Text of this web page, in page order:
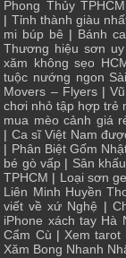
Phong Thủy TPHCM
| Tỉnh thành giàu
mi búp bê | Bánh
Thương hiệu sơn
xăm không sẹo
tuộc nướng ngon
Movers – Flyers|
chơi nhỏ tập hợp trẻ
mua mèo cảnh giá
| Ca sĩ Việt Nam
| Phân Biệt Gốm
bé gò vấp | Sân
TPHCM | Loại sơn
Liên Minh Huyền
viết về xứ Nghệ |
iPhone xách tay Hà
Cẩm Cù | Xem tarot
Xăm Bong Nhanh